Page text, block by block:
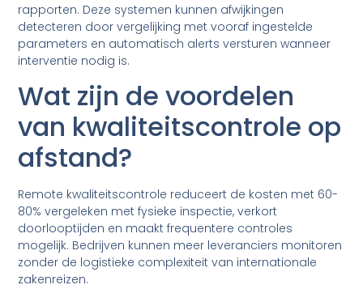
rapporten. Deze systemen kunnen afwijkingen
detecteren door vergelijking met vooraf ingestelde
parameters en automatisch alerts versturen wanneer
interventie nodig is.
Wat zijn de voordelen
van kwaliteitscontrole op
afstand?
Remote kwaliteitscontrole reduceert de kosten met 60-
80% vergeleken met fysieke inspectie, verkort
doorlooptijden en maakt frequentere controles
mogelijk. Bedrijven kunnen meer leveranciers monitoren
zonder de logistieke complexiteit van internationale
zakenreizen.